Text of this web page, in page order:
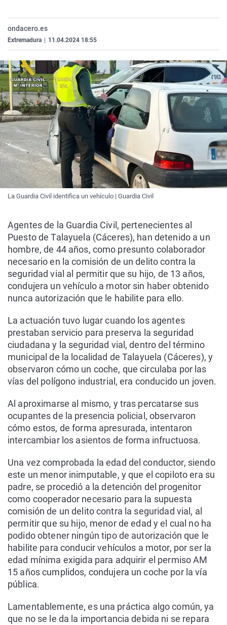
Operación Viuda
Navarra
País Vasco
ondacero.es
Extremadura 11.04.2024 18:55
La Guardia Civil identifica un vehículo | Guardia Civil
Agentes de la Guardia Civil, pertenecientes al
Puesto de Talayuela (Cáceres), han detenido a un
hombre, de 44 años, como presunto colaborador
necesario en la comisión de un delito contra la
seguridad vial al permitir que su hijo, de 13 años,
condujera un vehículo a motor sin haber obtenido
nunca autorización que le habilite para ello.
La actuación tuvo lugar cuando los agentes
prestaban servicio para preserva la seguridad
ciudadana y la seguridad vial, dentro del término
municipal de la localidad de Talayuela (Cáceres), y
observaron cómo un coche, que circulaba por las
vías del polígono industrial, era conducido un joven.
Al aproximarse al mismo, y tras percatarse sus
ocupantes de la presencia policial, observaron
cómo estos, de forma apresurada, intentaron
intercambiar los asientos de forma infructuosa.
Una vez comprobada la edad del conductor, siendo
este un menor inimputable, y que el copiloto era su
padre, se procedió a la detención del progenitor
como cooperador necesario para la supuesta
comisión de un delito contra la seguridad vial, al
permitir que su hijo, menor de edad y el cual no ha
podido obtener ningún tipo de autorización que le
habilite para conducir vehículos a motor, por ser la
edad mínima exigida para adquirir el permiso AM
15 años cumplidos, condujera un coche por la vía
pública.
Lamentablemente, es una práctica algo común, ya
que no se le da la importancia debida ni se repara